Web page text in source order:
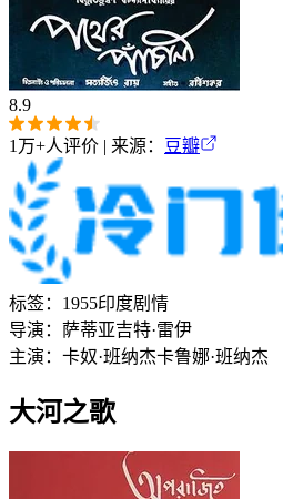
8.9
1万+人评价 | 来源： 豆瓣
标签： 1955印度剧情
导演： 萨蒂亚吉特·雷伊
主演： 卡奴·班纳杰卡鲁娜·班纳杰
大河之歌